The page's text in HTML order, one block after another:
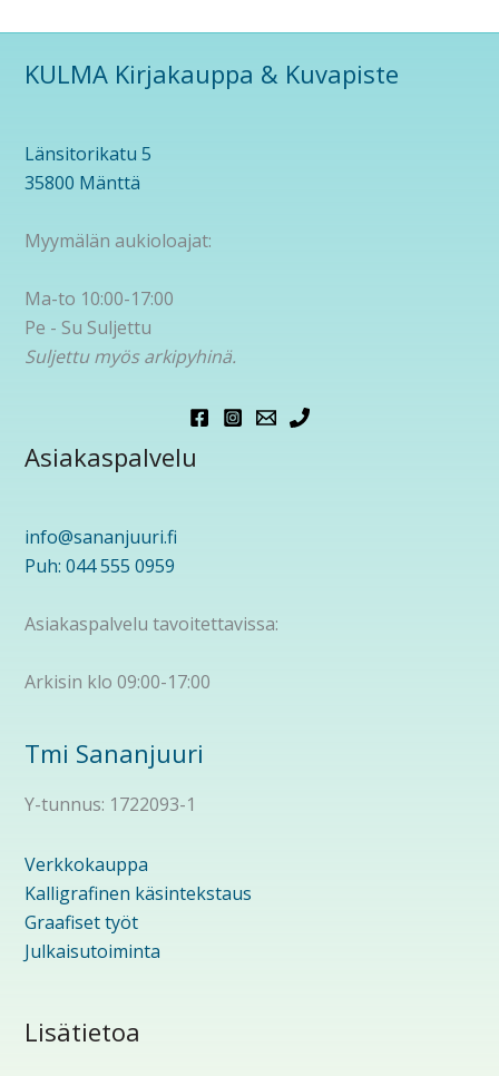
KULMA Kirjakauppa & Kuvapiste
Länsitorikatu 5
35800 Mänttä
Myymälän aukioloajat:
Ma-to 10:00-17:00
Pe - Su Suljettu
Suljettu myös arkipyhinä.
Asiakaspalvelu
info@sananjuuri.fi
Puh: 044 555 0959
Asiakaspalvelu tavoitettavissa:
Arkisin klo 09:00-17:00
Tmi Sananjuuri
Y-tunnus: 1722093-1
Verkkokauppa
Kalligrafinen käsintekstaus
Graafiset työt
Julkaisutoiminta
Lisätietoa